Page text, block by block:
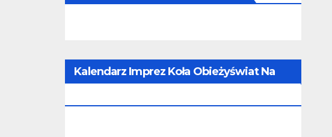
Kalendarz Imprez Koła Obieżyświat Na